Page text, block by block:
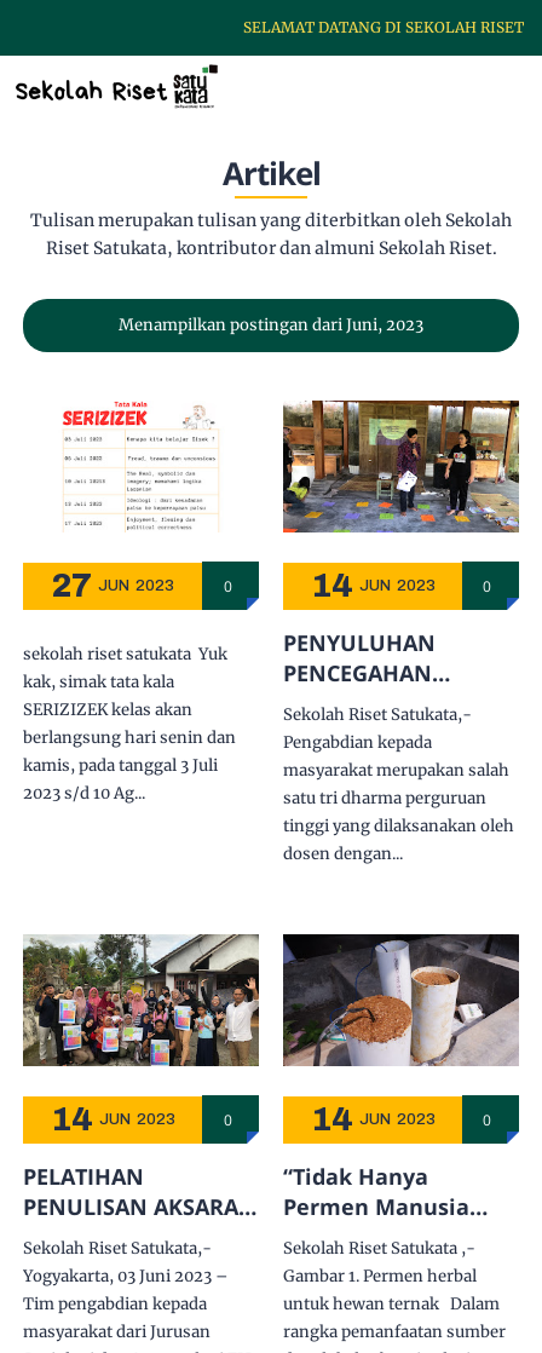
SELAMAT DATANG DI SEKOLAH RISET
Artikel
Tulisan merupakan tulisan yang diterbitkan oleh Sekolah
Riset Satukata, kontributor dan almuni Sekolah Riset.
Menampilkan postingan dari Juni, 2023
27 JUN 2023 0
sekolah riset satukata Yuk
kak, simak tata kala
SERIZIZEK kelas akan
berlangsung hari senin dan
kamis, pada tanggal 3 Juli
2023 s/d 10 Ag...
14 JUN 2023 0
PENYULUHAN
PENCEGAHAN
KEKERASAN DALAM
RUMAH TANGGA
DENGAN METODE
TRANSFORMASI
KONFLIK
Sekolah Riset Satukata,-
Pengabdian kepada
masyarakat merupakan salah
satu tri dharma perguruan
tinggi yang dilaksanakan oleh
dosen dengan...
14 JUN 2023 0
PELATIHAN
PENULISAN AKSARA
JAWA DI LERENG
MERAPI SEBAGAI
KONSERVASI BUDAYA
MASYARAKAT JAWA
Sekolah Riset Satukata,-
Yogyakarta, 03 Juni 2023 –
Tim pengabdian kepada
masyarakat dari Jurusan
14 JUN 2023 0
“Tidak Hanya
Permen Manusia
Inilah Permen untuk
Sapi yang
Bernutrien”
Sekolah Riset Satukata ,-
Gambar 1. Permen herbal
untuk hewan ternak Dalam
rangka pemanfaatan sumber